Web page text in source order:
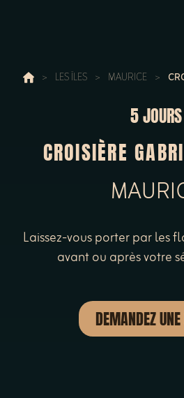
> LES ÎLES > MAURICE >
5 JOURS
CROISIÈRE
Laissez-vous porter par les
avant ou après votre
DEMANDEZ UNE